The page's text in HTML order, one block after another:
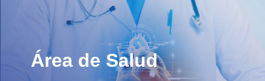
Área de Salud